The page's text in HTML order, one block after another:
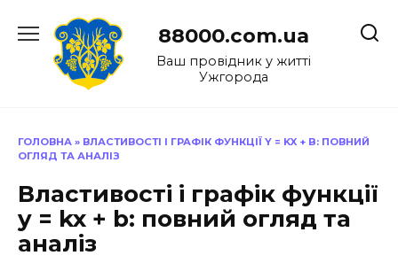
до
88000.com.ua
Ваш провідник у житті
Ужгорода
ГОЛОВНА » ВЛАСТИВОСТІ І ГРАФІК ФУНКЦІЇ Y = KX + B: ПОВНИЙ
ОГЛЯД ТА АНАЛІЗ
Властивості і графік функції
y = kx + b: повний огляд та
аналіз